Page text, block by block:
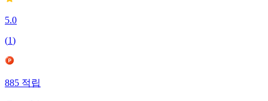
5.0
(1)
885적립